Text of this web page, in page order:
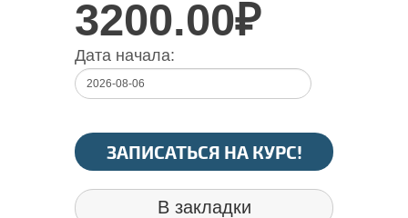
3200.00₽
Дата начала:
ЗАПИСАТЬСЯ НА КУРС!
В закладки